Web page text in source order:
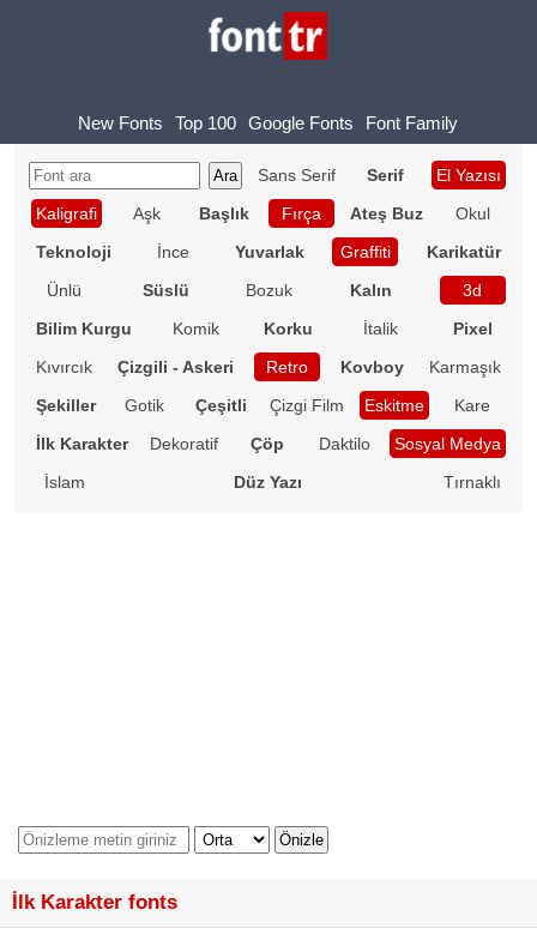
New Fonts Top 100 Google Fonts Font Family
Sans Serif Serif
El Yazısı
Kaligrafi
Aşk Başlık Fırça Ateş Buz
Okul
Teknoloji
İnce Yuvarlak Graffiti
Karikatür
Ünlü
Süslü Bozuk Kalın
3d
Bilim Kurgu
Komik Korku İtalik
Pixel
Kıvırcık
Çizgili - Askeri Retro Kovboy
Karmaşık
Şekiller
Gotik Çeşitli Çizgi Film Eskitme
Kare
İlk Karakter
Dekoratif Çöp Daktilo
Sosyal Medya
İslam
Düz Yazı Tırnaklı
İlk Karakter fonts